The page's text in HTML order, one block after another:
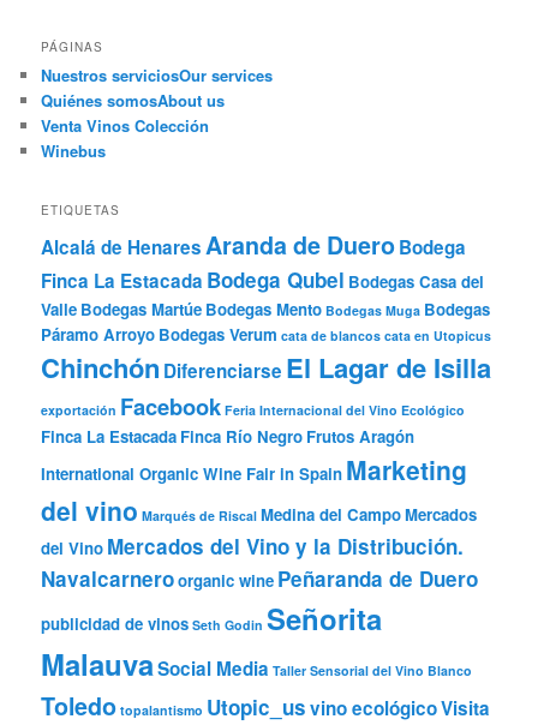
PÁGINAS
Nuestros serviciosOur services
Quiénes somosAbout us
Venta Vinos Colección
Winebus
ETIQUETAS
Alcalá de HenaresAranda de DueroBodega
Finca La Estacada Bodega Qubel Bodegas Casa del
Valle Bodegas Martúe Bodegas Mento Bodegas Muga Bodegas
Páramo Arroyo Bodegas Verum cata de blancos cata en Utopicus
Chinchón Diferenciarse El Lagar de Isilla
exportación Facebook Feria Internacional del Vino Ecológico
Finca La Estacada Finca Río Negro Frutos Aragón
International Organic Wine Fair in Spain Marketing
del vino Marqués de Riscal Medina del CampoMercados
del Vino Mercados del Vino y la Distribución.
Navalcarneroorganic wine Peñaranda de Duero
publicidad de vinos Seth Godin Señorita
MalauvaSocial Media Taller Sensorial del Vino Blanco
Toledo topalantismo Utopic_usvino ecológicoVisita